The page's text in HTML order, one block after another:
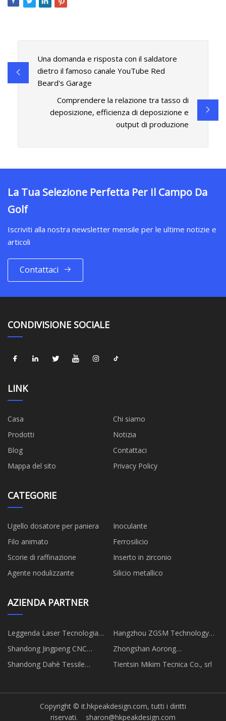
Una domanda e risposta con il saldatore
dietro il famoso canale YouTube Red
Beard's Garage
Comprendere la relazione tra tasso di
deposizione, efficienza di deposizione e
output di produzione
La Tua Selezione Perfetta Per Il Campo Da
Golf
Iscriviti alla nostra newsletter mensile per le ultime notizie e
articoli
Contattaci
CONDIVISIONE SOCIALE
LINK
Casa
Chi siamo
Prodotti
Notizia
Blog
Contattaci
Mappa del sito
Privacy Policy
CATEGORIE
Ugello dosatore per paniera
Inoculante
Filo animato
Ferrosilicio
Scorie di raffinazione
Inserto in zirconio
Agente nodulizzante
Silicio metallico
AZIENDA PARTNER
Leggenda Laser Tecnologia
Hangzhou ZGSM Technology
Co., Ltd
Shandong Jingpeng CNC
Macchinari Co., Ltd.
Zhongshan Aorong
Abbigliamento Co., Ltd.
Shandong Dahè Tessile
Tientsin Mikim Tecnica Co., srl
Copyright © it.hkpeakdesign.com, tutti i diritti
riservati. sharon@hkpeakdesign.com